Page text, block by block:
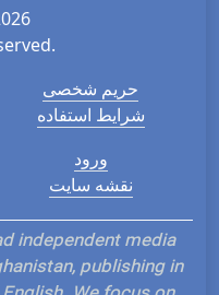
حریم شخصی
شرایط استفاده
ورود
نقشه سایت
independent media
publishing in